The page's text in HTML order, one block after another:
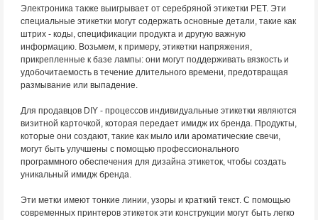
Электроника также выигрывает от серебряной этикетки PET. Эти
специальные этикетки могут содержать основные детали, такие как
штрих - коды, спецификации продукта и другую важную
информацию. Возьмем, к примеру, этикетки напряжения,
прикрепленные к базе лампы: они могут поддерживать вязкость и
удобочитаемость в течение длительного времени, предотвращая
размывание или выпадение.
Для продавцов DIY - процессов индивидуальные этикетки являются
визитной карточкой, которая передает имидж их бренда. Продукты,
которые они создают, такие как мыло или ароматические свечи,
могут быть улучшены с помощью профессионального
программного обеспечения для дизайна этикеток, чтобы создать
уникальный имидж бренда.
Эти метки имеют тонкие линии, узоры и краткий текст. С помощью
современных принтеров этикеток эти конструкции могут быть легко